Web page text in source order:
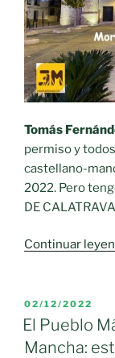
Tomás
permiso y
castellano-
2022. Pero
DE
Continuar
PUBLICADO
EL
02/12/2022
El Pueblo
Mancha: